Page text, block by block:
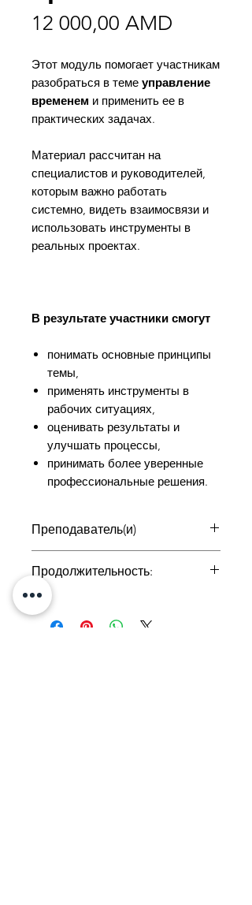
12 000,00 AMD
Этот модуль помогает участникам
разобраться в теме управление
временем и применить ее в
практических задачах.
Материал рассчитан на
специалистов и руководителей,
которым важно работать
системно, видеть взаимосвязи и
использовать инструменты в
реальных проектах.
В результате участники смогут
понимать основные принципы
темы,
применять инструменты в
рабочих ситуациях,
оценивать результаты и
улучшать процессы,
принимать более уверенные
профессиональные решения.
Преподаватель(и)
Продолжительность:
2 часа